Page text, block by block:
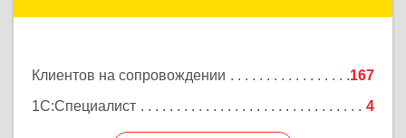
Клиентов на сопровождении
167
1С:Специалист
4